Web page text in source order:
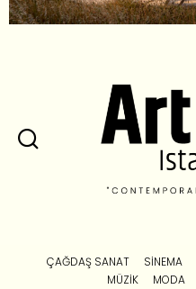
ÇAĞDAŞ SANAT SINEMA
MÜZIK
MODA